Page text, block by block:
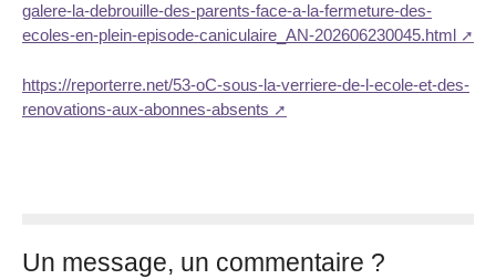
galere-la-debrouille-des-parents-face-a-la-fermeture-des-
ecoles-en-plein-episode-caniculaire_AN-202606230045.html
https://reporterre.net/53-oC-sous-la-verriere-de-l-ecole-et-des-
renovations-aux-abonnes-absents
Un message, un commentaire ?